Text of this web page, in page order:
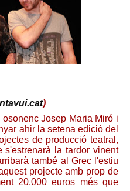
)
Josep Maria Miró i
ahir la setena edició del
de producció teatral,
s'estrenarà la tardor vinent
també al Grec l'estiu
projecte amb prop de
20.000 euros més que